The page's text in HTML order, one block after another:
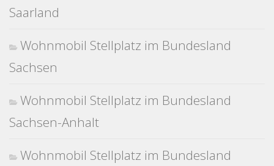
Saarland
Wohnmobil Stellplatz im Bundesland
Sachsen
Wohnmobil Stellplatz im Bundesland
Sachsen-Anhalt
Wohnmobil Stellplatz im Bundesland